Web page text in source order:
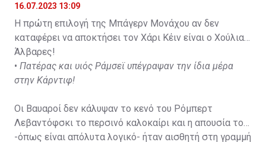
16.07.2023 13:09
Η πρώτη επιλογή της Μπάγερν Μονάχου αν δεν
καταφέρει να αποκτήσει τον Χάρι Κέιν είναι ο Χούλιαν
Άλβαρες!
• Πατέρας και υιός Ράμσεϊ υπέγραψαν την ίδια μέρα
στην Κάρντιφ!
Οι Βαυαροί δεν κάλυψαν το κενό του Ρόμπερτ
Λεβαντόφσκι το περσινό καλοκαίρι και η απουσία του
-όπως είναι απόλυτα λογικό- ήταν αισθητή στη γραμμή